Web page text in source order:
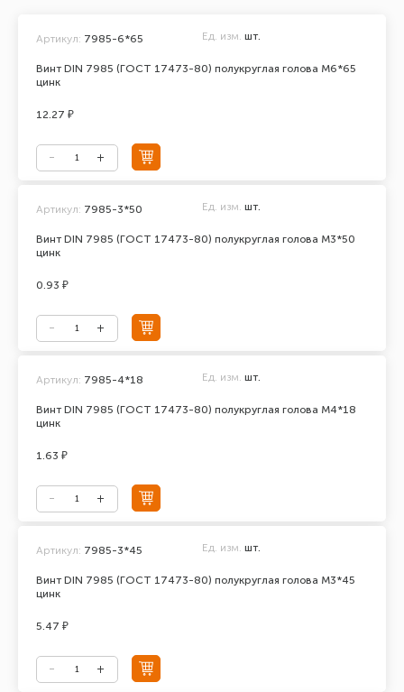
Винт DIN 7985 (ГОСТ 17473-80) полукруглая голова М6*65
цинк
Артикул: 7985-6*65 Ед. изм. шт.
12.27 ₽
Винт DIN 7985 (ГОСТ 17473-80) полукруглая голова М3*50
цинк
Артикул: 7985-3*50 Ед. изм. шт.
0.93 ₽
Винт DIN 7985 (ГОСТ 17473-80) полукруглая голова М4*18
цинк
Артикул: 7985-4*18 Ед. изм. шт.
1.63 ₽
Винт DIN 7985 (ГОСТ 17473-80) полукруглая голова М3*45
цинк
Артикул: 7985-3*45 Ед. изм. шт.
5.47 ₽